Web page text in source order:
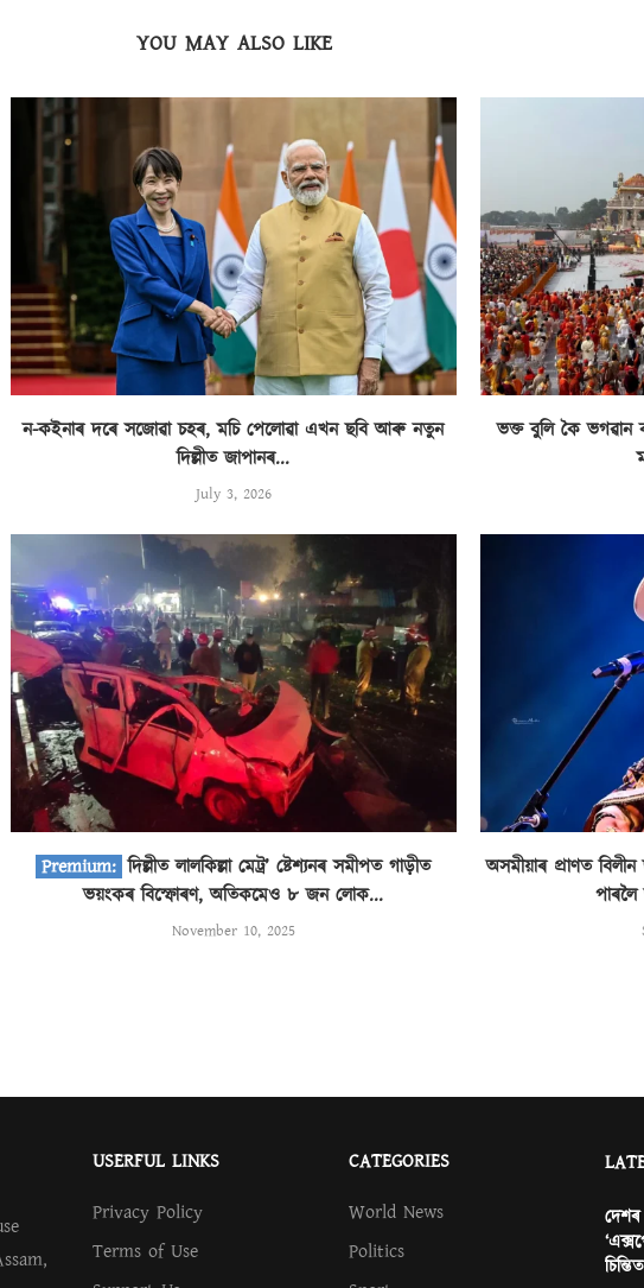
YOU MAY ALSO LIKE
ন-কইনাৰ দৰে সজোৱা চহৰ, মচি পেলোৱা এখন ছবি আৰু নতুন
দিল্লীত জাপানৰ...
July 3, 2026
ভক্ত বুলি কৈ ভগৱান
দিল্লীত লালকিল্লা মেট্ৰ’ ষ্টেশ্যনৰ সমীপত গাড়ীত
ভয়ংকৰ বিস্ফোৰণ, অতিকমেও ৮ জন লোক...
November 10, 2025
অসমীয়াৰ প্ৰাণত
USERFUL LINKS
Privacy Policy
Terms of Use
CATEGORIES
World News
Politics